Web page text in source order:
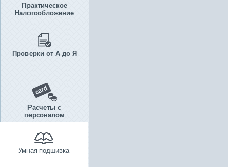
Практическое
Налогообложение
Проверки от А до Я
Расчеты с
персоналом
Умная подшивка